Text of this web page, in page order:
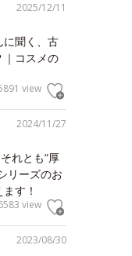
2025/12/11
に聞く、古
｜コスメの
view
2024/11/27
れとも“厚
リーズのお
す！
view
2023/08/30